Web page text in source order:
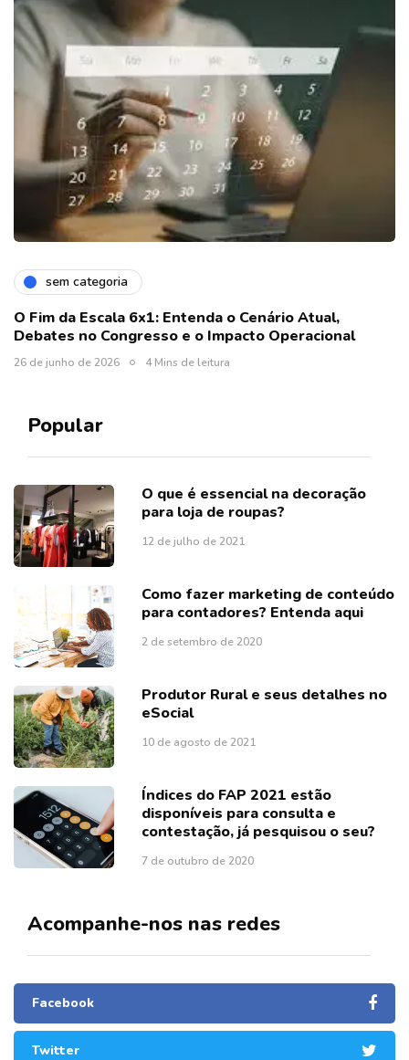
sem categoria
O Fim da Escala 6x1: Entenda o Cenário Atual,
Debates no Congresso e o Impacto Operacional
26 de junho de 2026 4 Mins de leitura
Popular
O que é essencial na decoração
para loja de roupas?
12 de julho de 2021
Como fazer marketing de conteúdo
para contadores? Entenda aqui
2 de setembro de 2020
Produtor Rural e seus detalhes no
eSocial
10 de agosto de 2021
Índices do FAP 2021 estão
disponíveis para consulta e
contestação, já pesquisou o seu?
7 de outubro de 2020
Acompanhe-nos nas redes
Facebook
Twitter